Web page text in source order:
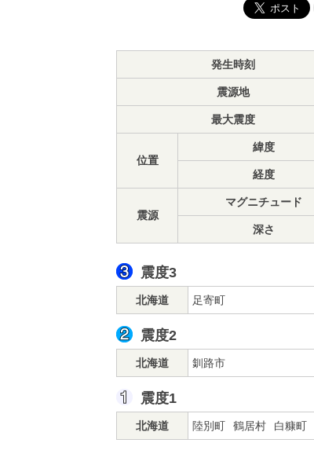
発生時刻
震源地
最大震度
位置
緯度
経度
震源
マグニチュード
深さ
震度3
北海道 足寄町
震度2
北海道 釧路市
震度1
北海道 陸別町 鶴居村 白糠町